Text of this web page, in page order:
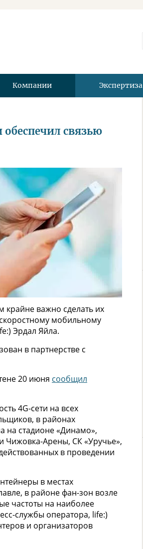
Компании Экспертиза
обеспечил связью
крайне важно сделать их
мобильному
Эрдал Яйла.
в партнерстве с
20 июня сообщил
4G-сети на всех
в районах
на стадионе «Динамо»,
Чижовка-Арены, СК «Уручье»,
в проведении
в местах
в районе фан-зон возле
частоты на наиболее
службы оператора, life:)
и организаторов